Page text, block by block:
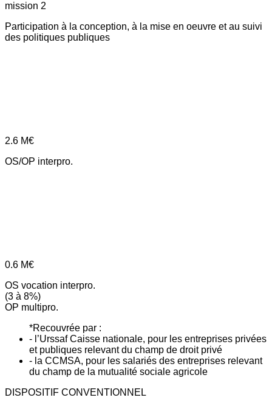
mission 2
Participation à la conception, à la mise en oeuvre et au suivi
des politiques publiques
2.6 M€
OS/OP interpro.
0.6 M€
OS vocation interpro.
(3 à 8%)
OP multipro.
*Recouvrée par :
- l’Urssaf Caisse nationale, pour les entreprises privées
et publiques relevant du champ de droit privé
- la CCMSA, pour les salariés des entreprises relevant
du champ de la mutualité sociale agricole
DISPOSITIF CONVENTIONNEL